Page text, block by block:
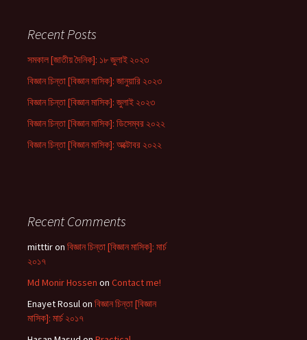
Recent Posts
সমকাল [জাতীয় দৈনিক]: ১৮ জুলাই ২০২৩
বিজ্ঞান চিন্তা [বিজ্ঞান মাসিক]: জানুয়ারি ২০২৩
বিজ্ঞান চিন্তা [বিজ্ঞান মাসিক]: জুলাই ২০২৩
বিজ্ঞান চিন্তা [বিজ্ঞান মাসিক]: ডিসেম্বর ২০২২
বিজ্ঞান চিন্তা [বিজ্ঞান মাসিক]: অক্টোবর ২০২২
Recent Comments
mitttiron বিজ্ঞান চিন্তা [বিজ্ঞান মাসিক]: মার্চ
২০১৭
Md Monir Hossen on Contact me!
Enayet Rosulon বিজ্ঞান চিন্তা [বিজ্ঞান
মাসিক]: মার্চ ২০১৭